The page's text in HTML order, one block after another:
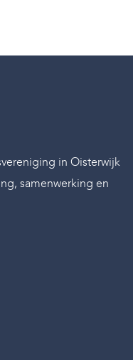
in Oisterwijk
samenwerking en